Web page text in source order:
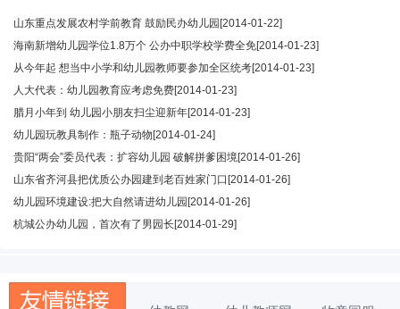
山东重点发展农村学前教育 鼓励民办幼儿园 [2014-01-22]
海南新增幼儿园学位1.8万个 公办中职学校学费全免[2014-01-23]
从今年起 想当中小学和幼儿园教师要参加全区统考[2014-01-23]
人大代表：幼儿园教育应考虑免费[2014-01-23]
腊月小年到 幼儿园小朋友扫尘迎新年[2014-01-23]
幼儿园玩教具制作：瓶子动物 [2014-01-24]
贵阳“两会”委员代表：扩容幼儿园 破解拼爹困境[2014-01-26]
山东省齐河县把优质公办园建到老百姓家门口 [2014-01-26]
幼儿园环境建设:把大自然请进幼儿园 [2014-01-26]
杭城公办幼儿园，首次有了男园长 [2014-01-29]